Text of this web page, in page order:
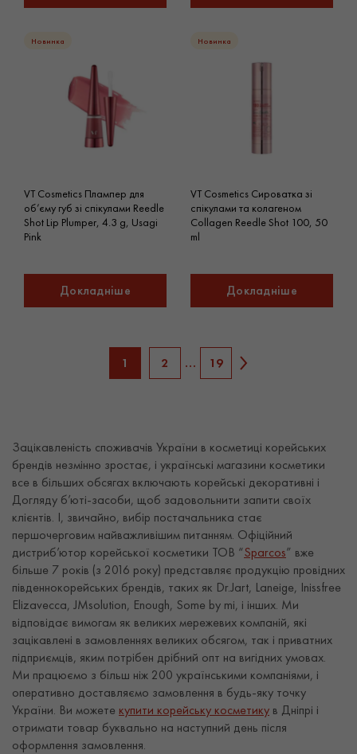
Новинка
VT Cosmetics Плампер для
об’єму губ зі спікулами Reedle
Shot Lip Plumper, 4.3 g, Usagi
Pink
Докладніше
Новинка
VT Cosmetics Сироватка зі
спікулами та колагеном
Collagen Reedle Shot 100, 50
ml
Докладніше
1 2 … 19
Зацікавленість споживачів України в косметиці корейських
брендів незмінно зростає, і українські магазини косметики
все в більших обсягах включають корейські декоративні і
Догляду б’юті-засоби, щоб задовольнити запити своїх
клієнтів. І, звичайно, вибір постачальника стає
першочерговим найважливішим питанням. Офіційний
дистриб’ютор корейської косметики ТОВ “Sparcos” вже
більше 7 років (з 2016 року) представляє продукцію провідних
південнокорейських брендів, таких як Dr.Jart, Laneige, Inissfree
Elizavecca, JMsolution, Enough, Some by mi, і інших. Ми
відповідає вимогам як великих мережевих компаній, які
зацікавлені в замовленнях великих обсягом, так і приватних
підприємців, яким потрібен дрібний опт на вигідних умовах.
Ми працюємо з більш ніж 200 українськими компаніями, і
оперативно доставляємо замовлення в будь-яку точку
України. Ви можете купити корейську косметику в Дніпрі і
отримати товар буквально на наступний день після
оформлення замовлення.